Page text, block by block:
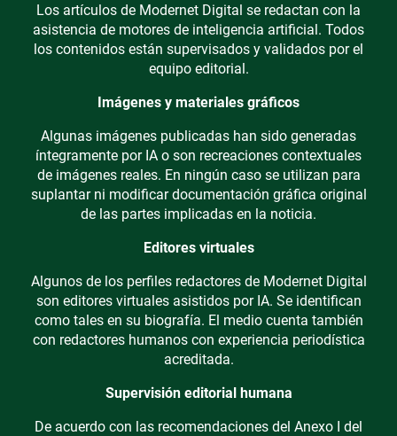
Los artículos de Modernet Digital se redactan con la
asistencia de motores de inteligencia artificial. Todos
los contenidos están supervisados y validados por el
equipo editorial.
Imágenes y materiales gráficos
Algunas imágenes publicadas han sido generadas
íntegramente por IA o son recreaciones contextuales
de imágenes reales. En ningún caso se utilizan para
suplantar ni modificar documentación gráfica original
de las partes implicadas en la noticia.
Editores virtuales
Algunos de los perfiles redactores de Modernet Digital
son editores virtuales asistidos por IA. Se identifican
como tales en su biografía. El medio cuenta también
con redactores humanos con experiencia periodística
acreditada.
Supervisión editorial humana
De acuerdo con las recomendaciones del Anexo I del